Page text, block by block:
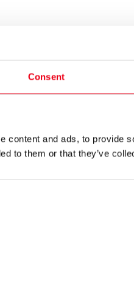
Consent
content and ads, to provide
to them or that they’ve